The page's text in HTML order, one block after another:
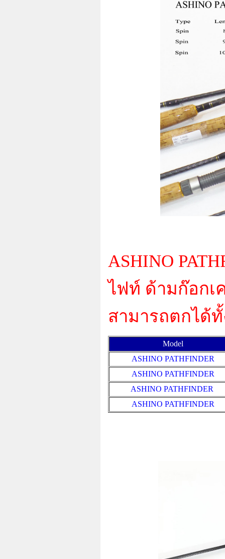
ASHINO
ไฟท์ ด้ามก๊อกเ
สามารถตกได้
Model
ASHINO PATHFINDER
ASHINO PATHFINDER
ASHINO PATHFINDER
ASHINO PATHFINDER